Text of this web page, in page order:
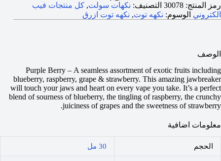
رمز المنتج: 30078 التصنيف: نكهات سولت, كل منتجات فيب
الكتروني الوسوم: نكهه توت, نكهه توت ازرق
الوصف
Purple Berry – A seamless assortment of exotic fruits including
blueberry, raspberry, grape & strawberry. This amazing jawbreaker
will touch your jaws and heart on every vape you take. It’s a perfect
blend of sourness of blueberry, the tingling of raspberry, the crunchy
juiciness of grapes and the sweetness of strawberry.
معلومات اضافية
الحجم 30 مل